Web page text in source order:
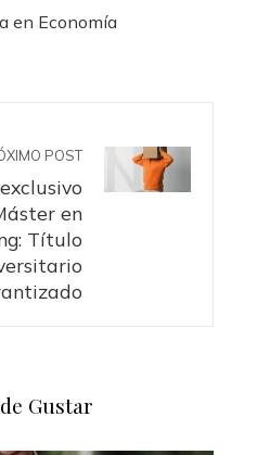
en Economía
POST
en
Título
Gustar